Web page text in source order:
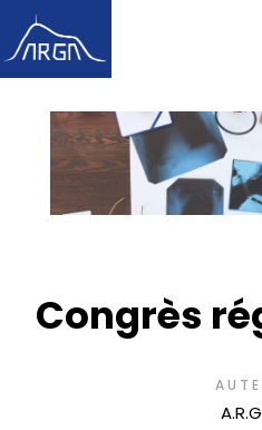
Congrès